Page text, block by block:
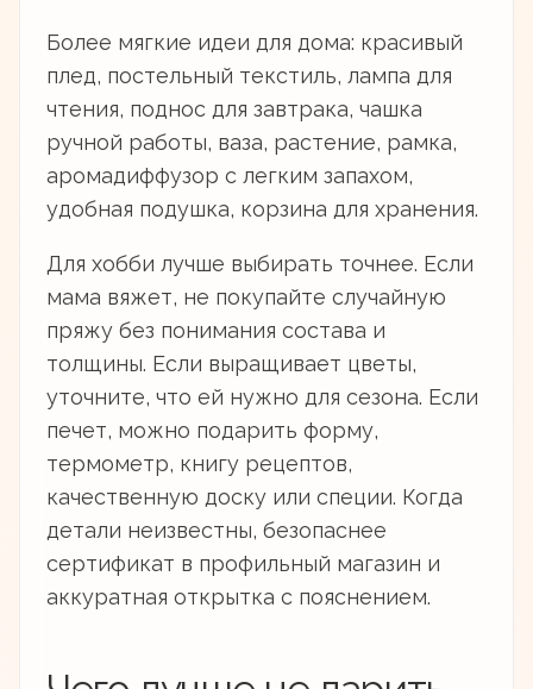
Более мягкие идеи для дома: красивый
плед, постельный текстиль, лампа для
чтения, поднос для завтрака, чашка
ручной работы, ваза, растение, рамка,
аромадиффузор с легким запахом,
удобная подушка, корзина для хранения.
Для хобби лучше выбирать точнее. Если
мама вяжет, не покупайте случайную
пряжу без понимания состава и
толщины. Если выращивает цветы,
уточните, что ей нужно для сезона. Если
печет, можно подарить форму,
термометр, книгу рецептов,
качественную доску или специи. Когда
детали неизвестны, безопаснее
сертификат в профильный магазин и
аккуратная открытка с пояснением.